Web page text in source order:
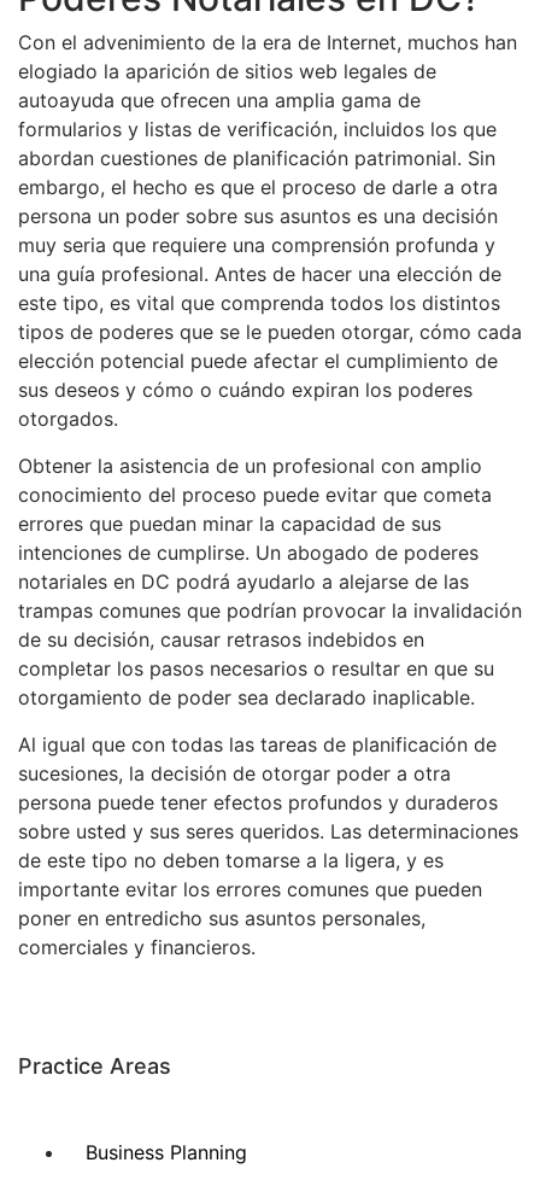
Con el advenimiento de la era de Internet, muchos han
elogiado la aparición de sitios web legales de
autoayuda que ofrecen una amplia gama de
formularios y listas de verificación, incluidos los que
abordan cuestiones de planificación patrimonial. Sin
embargo, el hecho es que el proceso de darle a otra
persona un poder sobre sus asuntos es una decisión
muy seria que requiere una comprensión profunda y
una guía profesional. Antes de hacer una elección de
este tipo, es vital que comprenda todos los distintos
tipos de poderes que se le pueden otorgar, cómo cada
elección potencial puede afectar el cumplimiento de
sus deseos y cómo o cuándo expiran los poderes
otorgados.
Obtener la asistencia de un profesional con amplio
conocimiento del proceso puede evitar que cometa
errores que puedan minar la capacidad de sus
intenciones de cumplirse. Un abogado de poderes
notariales en DC podrá ayudarlo a alejarse de las
trampas comunes que podrían provocar la invalidación
de su decisión, causar retrasos indebidos en
completar los pasos necesarios o resultar en que su
otorgamiento de poder sea declarado inaplicable.
Al igual que con todas las tareas de planificación de
sucesiones, la decisión de otorgar poder a otra
persona puede tener efectos profundos y duraderos
sobre usted y sus seres queridos. Las determinaciones
de este tipo no deben tomarse a la ligera, y es
importante evitar los errores comunes que pueden
poner en entredicho sus asuntos personales,
comerciales y financieros.
Practice Areas
Business Planning